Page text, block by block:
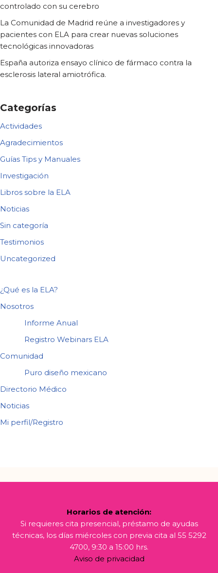
controlado con su cerebro
La Comunidad de Madrid reúne a investigadores y
pacientes con ELA para crear nuevas soluciones
tecnológicas innovadoras
España autoriza ensayo clínico de fármaco contra la
esclerosis lateral amiotrófica.
Categorías
Actividades
Agradecimientos
Guías Tips y Manuales
Investigación
Libros sobre la ELA
Noticias
Sin categoría
Testimonios
Uncategorized
¿Qué es la ELA?
Nosotros
Informe Anual
Registro Webinars ELA
Comunidad
Puro diseño mexicano
Directorio Médico
Noticias
Mi perfil/Registro
Horarios de atención:
Si requieres cita presencial, préstamo de ayudas
técnicas, los días miércoles con previa cita al 55 5292
4700, 9:30 a 15:00 hrs.
Aviso de privacidad